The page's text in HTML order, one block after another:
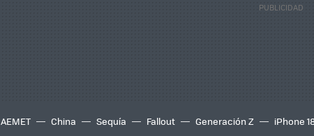
AEMET China Sequía Fallout Generación Z iPhone